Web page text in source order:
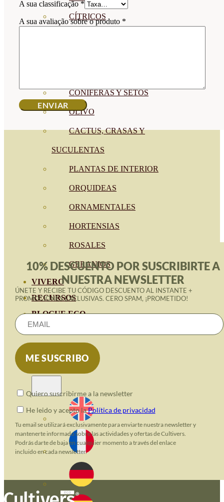
CÍTRICOS
CONÍFERAS Y SETOS
OLIVO
CACTUS, CRASAS Y
SUCULENTAS
PLANTAS DE INTERIOR
ORQUIDEAS
ORNAMENTALES
HORTENSIAS
ROSALES
GERANIOS
VIVERO
RECURSOS
BLOGUE ECO
CONTACTO
A sua classificação*
A sua avaliação sobre o produto *
10% DESCUENTO POR SUSCRIBIRTE A
NUESTRA NEWSLETTER
ÚNETE Y RECIBE TU CÓDIGO DESCUENTO AL INSTANTE +
PROMOCIONES EXCLUSIVAS. CERO SPAM, ¡PROMETIDO!
Quiero suscribirme a la newsletter
He leido y acepto laPolítica de privacidad
Tu email se utilizará exclusivamente para enviarte nuestra newsletter y
mantenerte informado sobre las actividades y ofertas de Cultivers.
Podrás darte de baja en cualquier momento a través del enlace
incluido en cada newsletter.